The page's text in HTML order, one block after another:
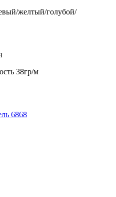
желтый/голубой/
38гр/м
6868